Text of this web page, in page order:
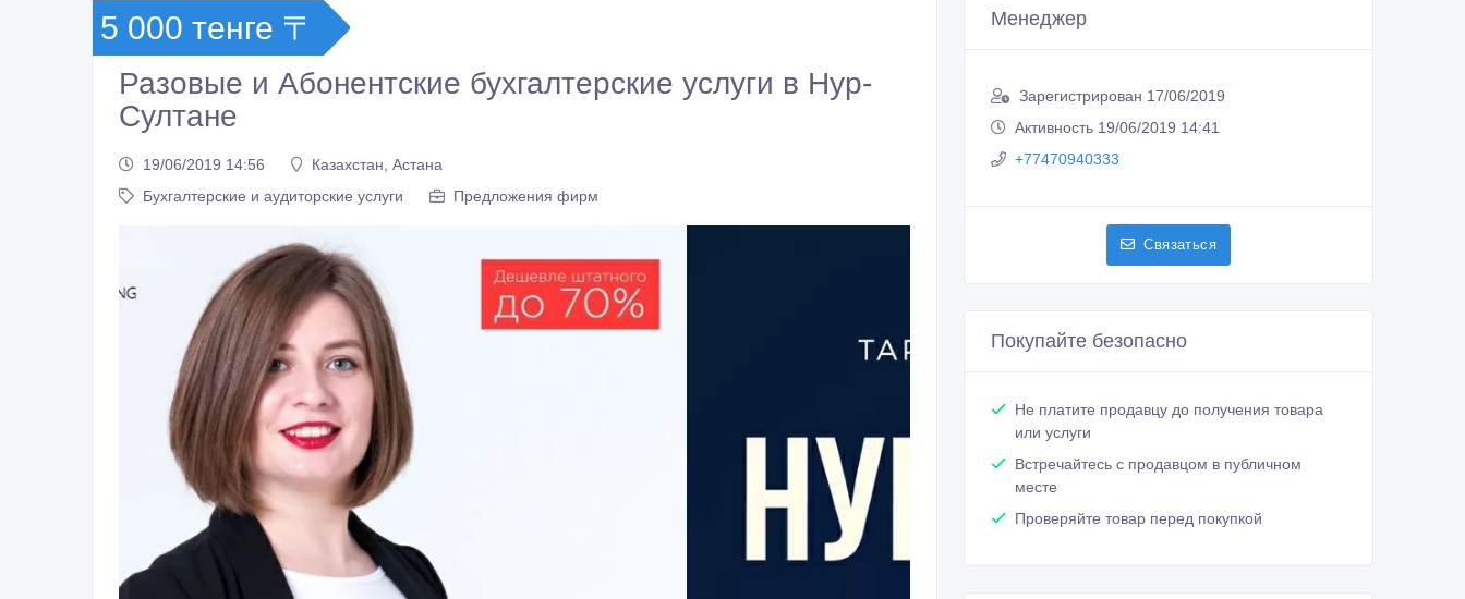
5 000 тенге 〒
Разовые и Абонентские бухгалтерские услуги в Нур-
Султане
19/06/2019 14:56
Казахстан, Астана
Бухгалтерские и аудиторские услуги
Предложения фирм
Менеджер
Зарегистрирован 17/06/2019
Активность 19/06/2019 14:41
+77470940333
Связаться
Покупайте безопасно
Не платите продавцу до получения товара
или услуги
Встречайтесь с продавцом в публичном
месте
Проверяйте товар перед покупкой